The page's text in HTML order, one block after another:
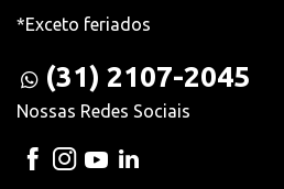
*Exceto feriados
(31) 2107-2045
Nossas Redes Sociais